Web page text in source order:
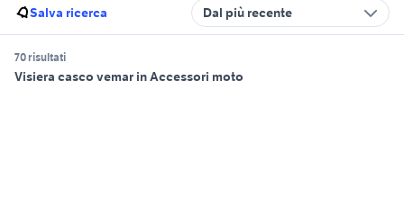
Salva ricerca Dal più recente
70 risultati
Visiera casco vemar in Accessori moto